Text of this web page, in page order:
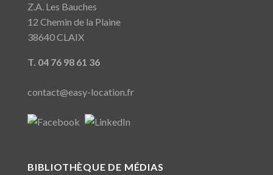
Z.A. Les Bauches
12 Chemin de la Plaine
38640 CLAIX
T. 04 76 98 61 36
contact@easy-location.fr
BIBLIOTHÈQUE DE MÉDIAS